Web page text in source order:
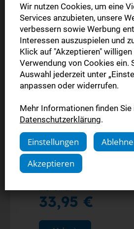
Komplettpaket
Jahresangebot
Die gedruckte Ausgabe
Alle Inhalte der StN-App
Alle Inhalte auf
33,95 €
Wir nutzen Cookies, um eine
Services anzubieten, unsere
verbessern sowie Werbung
Interessen auszuspielen und
Klick auf "Akzeptieren" willigen
Verwendung von Cookies ein.
Auswahl jederzeit unter
anpassen oder widerrufen.
Mehr Informationen finden Sie
Datenschutzerklärung.
Einstellungen
Akzeptieren